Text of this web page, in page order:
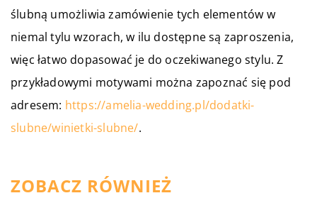
ślubną umożliwia zamówienie tych elementów w
niemal tylu wzorach, w ilu dostępne są zaproszenia,
więc łatwo dopasować je do oczekiwanego stylu. Z
przykładowymi motywami można zapoznać się pod
adresem: https://amelia-wedding.pl/dodatki-
slubne/winietki-slubne/.
ZOBACZ RÓWNIEŻ